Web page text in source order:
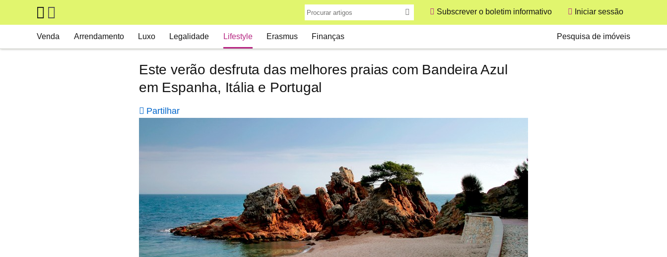
Skip to main content
Subscrever o boletim informativo
User
Iniciar sessão
Venda Arrendamento Luxo Legalidade Lifestyle Erasmus Finanças Pesquisa de imóveis
Este verão desfruta das melhores praias com Bandeira Azul
em Espanha, Itália e Portugal
Partilhar